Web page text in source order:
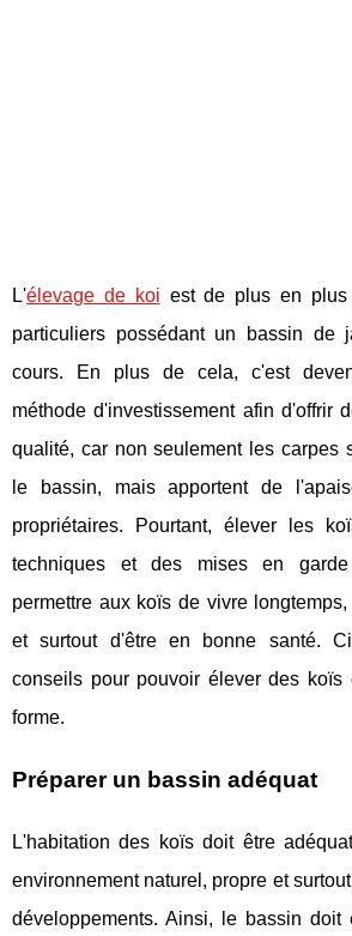
L'élevage de koi est de plus en
particuliers possédant un bassin de
cours. En plus de cela, c'est
méthode d'investissement afin d'offrir
qualité, car non seulement les carpes
le bassin, mais apportent de
propriétaires. Pourtant, élever les
techniques et des mises en
permettre aux koïs de vivre
et surtout d'être en bonne santé.
conseils pour pouvoir élever des koïs
forme.
Préparer un bassin adéquat
L'habitation des koïs doit être
environnement naturel, propre et
développements. Ainsi, le bassin doit